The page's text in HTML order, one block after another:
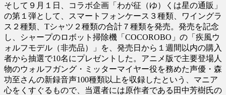
そして９月１日、コラボ企画「わが征（ゆ）くは星の通販」
の第１弾として、スマートフォンケース３種類、ワイングラ
ス２種類、Tシャツ２種類の合計７種類を発売。発売を記念
し、シャープのロボット掃除機「COCOROBO」の「疾風ウ
ォルフモデル（非売品）」を、発売日から１週間以内の購入
者から抽選で10名にプレゼントした。アニメ版で主要登場人
物のウォルフガング・ミッターマイヤー役を務めた声優・森
功至さんの新録音声100種類以上を収録したという、マニア
心をくすぐるもので、当選者には原作者である田中芳樹氏の